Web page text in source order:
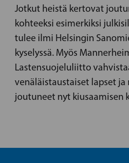
Jotkut heistä kertovat
kohteeksi esimerkiksi
tulee ilmi Helsingin
kyselyssä. Myös
Lastensuojeluliitto
venäläistaustaiset lapset
joutuneet nyt kiusaamisen